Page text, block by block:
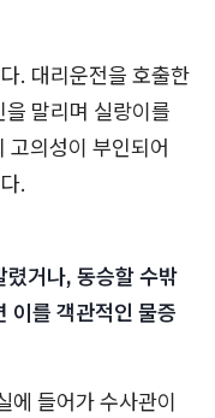
. 대리운전을 호출한
말리며 실랑이를
고의성이 부인되어
.
렸거나, 동승할 수밖
이를 객관적인 물증
에 들어가 수사관이